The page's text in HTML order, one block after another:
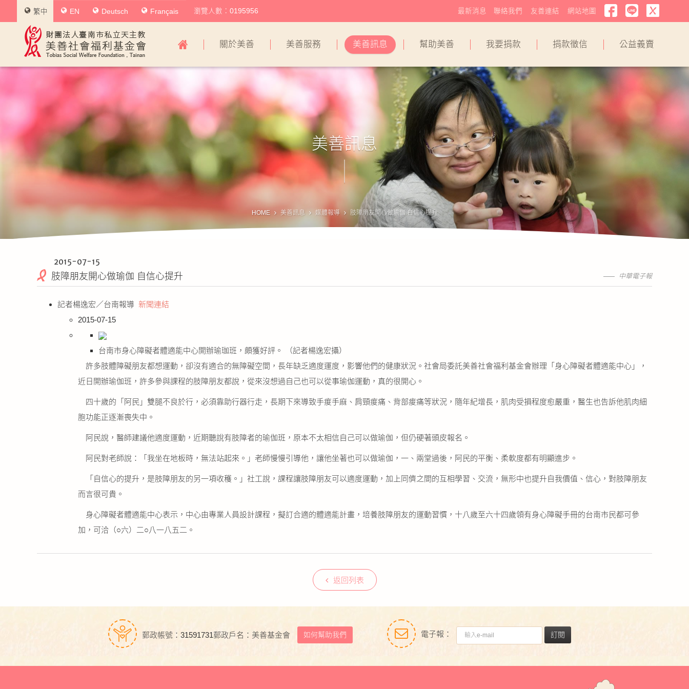
社
會
福
利
金
會
導
覽
關於美善 美善服務 美善訊息 幫助美善 我要捐款 捐款徵信 公益義賣
繁中 EN Deutsch Français 瀏覽人數：0195956 最新消息 聯絡我們 友善連結 網站地圖
美善訊息
HOME 美善訊息 媒體報導 肢障朋友開心做瑜伽 自信心提升
中華電子報
2015-07-15
肢障朋友開心做瑜伽 自信心提升
記者楊逸宏／台南報導 新聞連結
2015-07-15
台南市身心障礙者體適能中心開辦瑜珈班，頗獲好評。 （記者楊逸宏攝）
許多肢體障礙朋友都想運動，卻沒有適合的無障礙空間，長年缺乏適度運度，影響他們的健康狀況。社會局委託美善社會福利基金會辦理「身心障礙者體適能中心」，
近日開辦瑜伽班，許多參與課程的肢障朋友都說，從來沒想過自己也可以從事瑜伽運動，真的很開心。
四十歲的「阿民」雙腿不良於行，必須靠助行器行走，長期下來導致手痠手麻、肩頸痠痛、背部痠痛等狀況，隨年紀增長，肌肉受損程度愈嚴重，醫生也告訴他肌肉細
胞功能正逐漸喪失中。
阿民說，醫師建議他適度運動，近期聽說有肢障者的瑜伽班，原本不太相信自己可以做瑜伽，但仍硬著頭皮報名。
阿民對老師說：「我坐在地板時，無法站起來。」老師慢慢引導他，讓他坐著也可以做瑜伽，一、兩堂過後，阿民的平衡、柔軟度都有明顯進步。
「自信心的提升，是肢障朋友的另一項收穫。」社工說，課程讓肢障朋友可以適度運動，加上同儕之間的互相學習、交流，無形中也提升自我價值、信心，對肢障朋友
而言很可貴。
身心障礙者體適能中心表示，中心由專業人員設計課程，擬訂合適的體適能計畫，培養肢障朋友的運動習慣，十八歲至六十四歲領有身心障礙手冊的台南市民都可參
加，可洽（○六）二○八一八五二。
返回列表
郵政帳號：31591731郵政戶名：美善基金會 如何幫助我們 電子報： 訂閱